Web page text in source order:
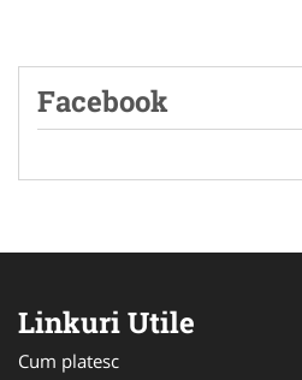
Facebook
Linkuri Utile
Cum platesc